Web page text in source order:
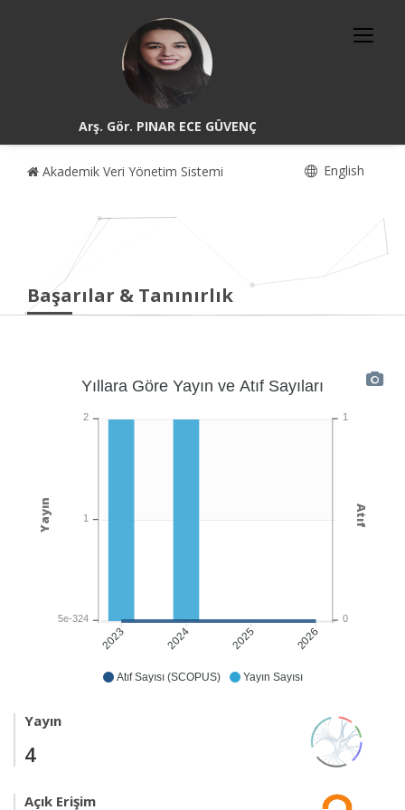
Arş. Gör. PINAR ECE GÜVENÇ
Akademik Veri Yönetim Sistemi English
Başarılar & Tanınırlık
Atıf Sayısı (SCOPUS) Yayın Sayısı
2023 2024 2025 2026
Yıllara Göre Yayın ve Atıf Sayıları
1
0
Atıf
2
1
5e-324
Yayın
Yayın
4
Açık Erişim